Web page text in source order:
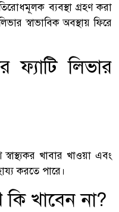
ব্যবস্থা গ্রহণ করা
স্বাভাবিক অবস্থায় ফিরে
লিভার
খাবার খাওয়া এবং
করতে পারে।
কি খাবেন না?